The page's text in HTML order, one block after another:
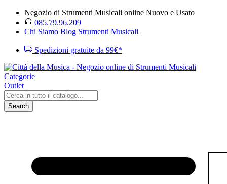
Negozio di Strumenti Musicali online Nuovo e Usato
085.79.96.209
Chi Siamo Blog Strumenti Musicali
Spedizioni gratuite da 99€*
Categorie
Outlet
Search